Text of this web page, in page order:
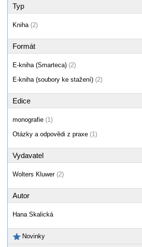
Typ
Kniha (2)
Formát
E-kniha (Smarteca) (2)
E-kniha (soubory ke stažení) (2)
Edice
monografie (1)
Otázky a odpovědi z praxe (1)
Vydavatel
Wolters Kluwer (2)
Autor
Hana Skalická
Novinky